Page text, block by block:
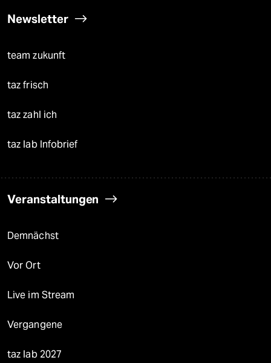
Newsletter
team zukunft
taz frisch
taz zahl ich
taz lab Infobrief
Veranstaltungen
Demnächst
Vor Ort
Live im Stream
Vergangene
taz lab 2027